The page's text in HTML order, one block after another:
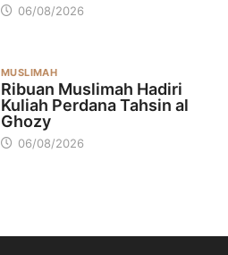
06/08/2026
MUSLIMAH
Ribuan Muslimah Hadiri
Kuliah Perdana Tahsin al
Ghozy
06/08/2026